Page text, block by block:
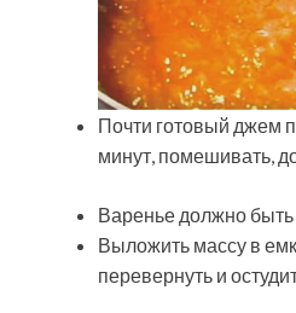
Почти готовый джем
минут, помешивать,
Варенье должно быть
Выложить массу в
перевернуть и